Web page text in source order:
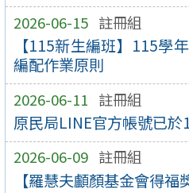
2026-06-15 註冊組
【115新生編班】115學
編配作業原則
2026-06-11 註冊組
原民局LINE官方帳號已
2026-06-09 註冊組
【羅慧夫顱顏基金會得